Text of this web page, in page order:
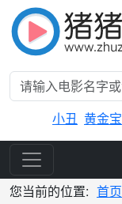
小丑 黄金
您当前的位置: 首页